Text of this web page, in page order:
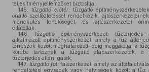
teljesítményjellemzőket biztosítja,
145.
tűzgátló előtér: tűzgátló
önálló szellőztetéssel rendelkezik,
menekülés lehetőségét, és ajtószerkezetei
ellátottak,
146.
tűzgátló építményszerkezet: tűzterjedés
alkalmazott építményszerkezet, amely a tűz
térrészek között meghatározott ideig meggátolja; a
körébe tartoznak a tűzgátló alapszerkezetek, a
tűzterjedés elleni gátak,
147. tűzgátló fal: falszerkezet, amely az általa
rendeltetési egységek vagy helyiségek között a tűz